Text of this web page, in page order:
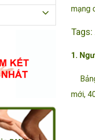
mạng
Tags:
1.
mới,